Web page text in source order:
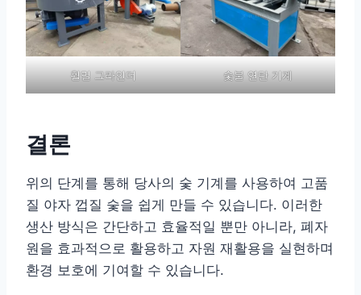
휠밀 그라인더 숯불 연탄 기계
결론
위의 단계를 통해 당사의 숯 기계를 사용하여 고품
질 야자 껍질 숯을 쉽게 만들 수 있습니다. 이러한
생산 방식은 간단하고 효율적일 뿐만 아니라, 폐자
원을 효과적으로 활용하고 자원 재활용을 실현하며
환경 보호에 기여할 수 있습니다.